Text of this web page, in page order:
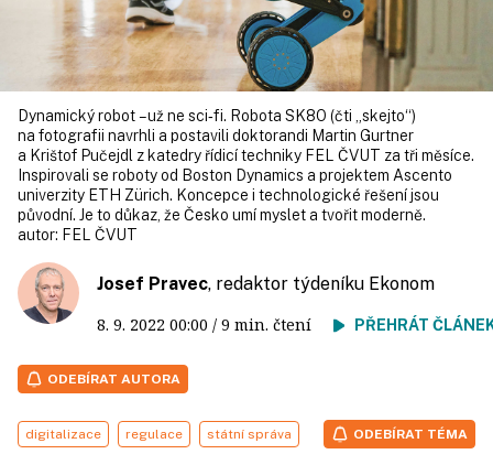
Dynamický robot – už ne sci‑fi. Robota SK8O (čti „skejto“)
na fotografii navrhli a postavili doktorandi Martin Gurtner
a Krištof Pučejdl z katedry řídicí techniky FEL ČVUT za tři měsíce.
Inspirovali se roboty od Boston Dynamics a projektem Ascento
univerzity ETH Zürich. Koncepce i technologické řešení jsou
původní. Je to důkaz, že Česko umí myslet a tvořit moderně.
autor: FEL ČVUT
Josef Pravec, redaktor týdeníku Ekonom
8. 9. 2022 00:00 / 9 min. čtení PŘEHRÁT
ODEBÍRAT AUTORA
digitalizace regulace státní správa ODEBÍRAT TÉMA